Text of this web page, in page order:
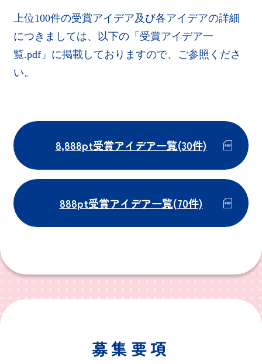
上位100件の受賞アイデア及び各アイデアの詳細
につきましては、以下の「受賞アイデア一
覧.pdf」に掲載しておりますので、ご参照くださ
い。
8,888pt受賞アイデア一覧(30件)
888pt受賞アイデア一覧(70件)
募集要項